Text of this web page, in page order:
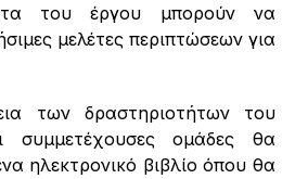
του έργου μπορούν να
μελέτες περιπτώσεων για
των δραστηριοτήτων του
συμμετέχουσες ομάδες θα
ηλεκτρονικό βιβλίο όπου θα